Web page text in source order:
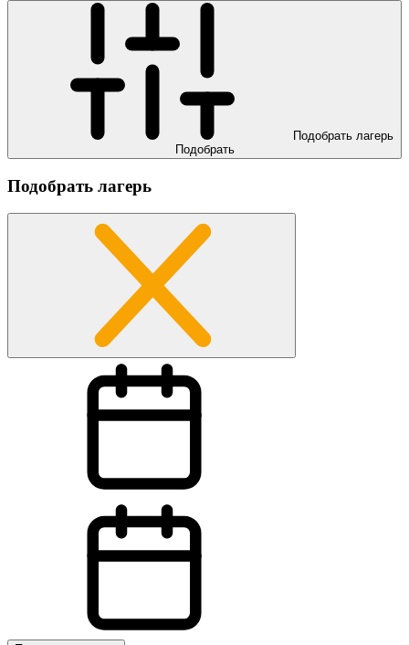
Подобрать лагерь
Подобрать
Подобрать лагерь